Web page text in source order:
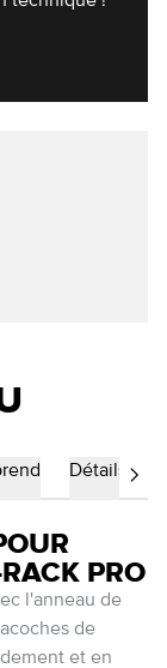
Détails
PRO
l'anneau de
de
et en